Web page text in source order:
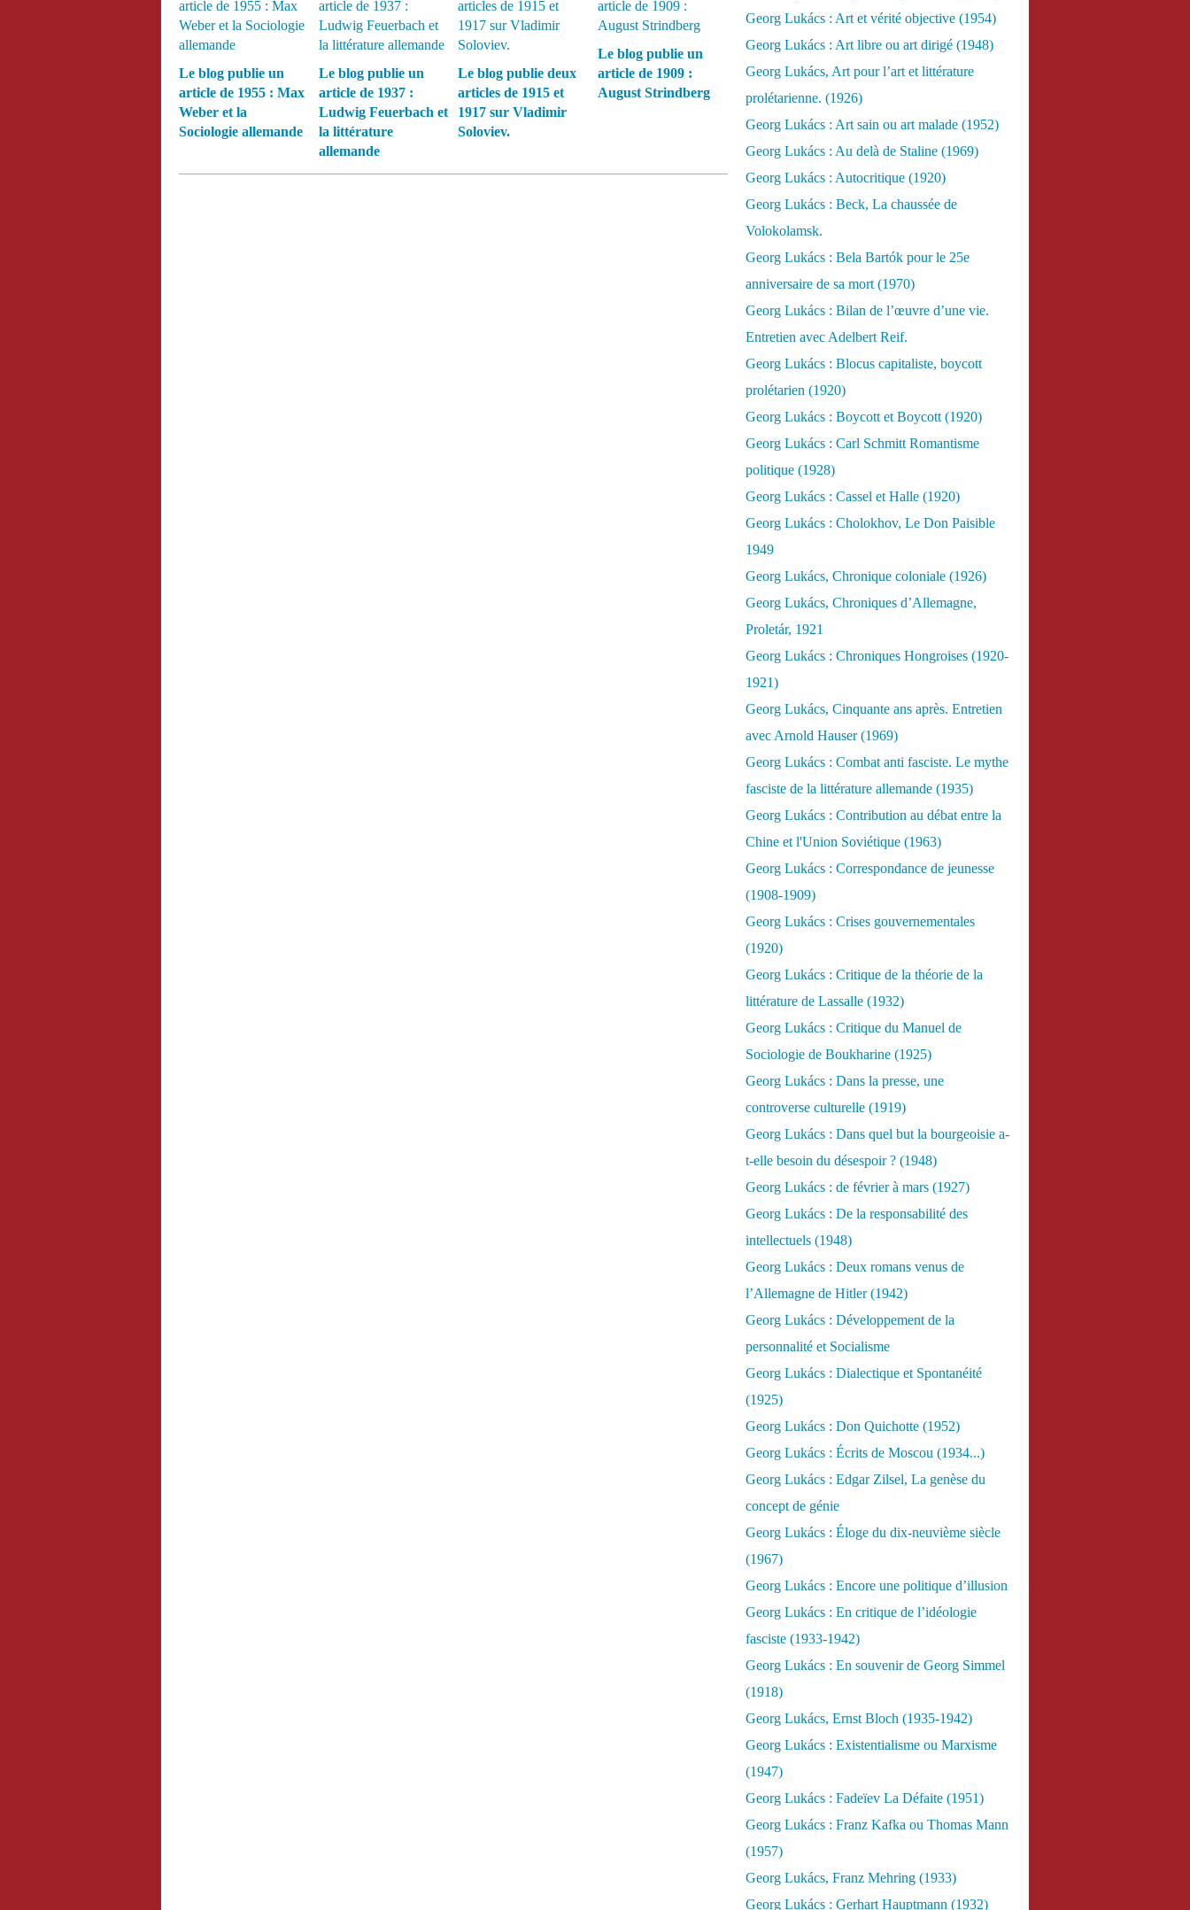
Le blog publie un
article de 1955 : Max
Weber et la
Sociologie allemande
Le blog publie un
article de 1937 :
Ludwig Feuerbach et
la littérature
allemande
Le blog publie deux
articles de 1915 et
1917 sur Vladimir
Soloviev.
Le blog publie un
article de 1909 :
August Strindberg
Georg Lukács : Art et vérité objective (1954)
Georg Lukács : Art libre ou art dirigé (1948)
Georg Lukács, Art pour l’art et littérature
prolétarienne. (1926)
Georg Lukács : Art sain ou art malade (1952)
Georg Lukács : Au delà de Staline (1969)
Georg Lukács : Autocritique (1920)
Georg Lukács : Beck, La chaussée de
Volokolamsk.
Georg Lukács : Bela Bartók pour le 25e
anniversaire de sa mort (1970)
Georg Lukács : Bilan de l’œuvre d’une vie.
Entretien avec Adelbert Reif.
Georg Lukács : Blocus capitaliste, boycott
prolétarien (1920)
Georg Lukács : Boycott et Boycott (1920)
Georg Lukács : Carl Schmitt Romantisme
politique (1928)
Georg Lukács : Cassel et Halle (1920)
Georg Lukács : Cholokhov, Le Don Paisible
1949
Georg Lukács, Chronique coloniale (1926)
Georg Lukács, Chroniques d’Allemagne,
Proletár, 1921
Georg Lukács : Chroniques Hongroises (1920-
1921)
Georg Lukács, Cinquante ans après. Entretien
avec Arnold Hauser (1969)
Georg Lukács : Combat anti fasciste. Le mythe
fasciste de la littérature allemande (1935)
Georg Lukács : Contribution au débat entre la
Chine et l'Union Soviétique (1963)
Georg Lukács : Correspondance de jeunesse
(1908-1909)
Georg Lukács : Crises gouvernementales
(1920)
Georg Lukács : Critique de la théorie de la
littérature de Lassalle (1932)
Georg Lukács : Critique du Manuel de
Sociologie de Boukharine (1925)
Georg Lukács : Dans la presse, une
controverse culturelle (1919)
Georg Lukács : Dans quel but la bourgeoisie a-
t-elle besoin du désespoir ? (1948)
Georg Lukács : de février à mars (1927)
Georg Lukács : De la responsabilité des
intellectuels (1948)
Georg Lukács : Deux romans venus de
l’Allemagne de Hitler (1942)
Georg Lukács : Développement de la
personnalité et Socialisme
Georg Lukács : Dialectique et Spontanéité
(1925)
Georg Lukács : Don Quichotte (1952)
Georg Lukács : Écrits de Moscou (1934...)
Georg Lukács : Edgar Zilsel, La genèse du
concept de génie
Georg Lukács : Éloge du dix-neuvième siècle
(1967)
Georg Lukács : Encore une politique d’illusion
Georg Lukács : En critique de l’idéologie
fasciste (1933-1942)
Georg Lukács : En souvenir de Georg Simmel
(1918)
Georg Lukács, Ernst Bloch (1935-1942)
Georg Lukács : Existentialisme ou Marxisme
(1947)
Georg Lukács : Fadeïev La Défaite (1951)
Georg Lukács : Franz Kafka ou Thomas Mann
(1957)
Georg Lukács, Franz Mehring (1933)
Georg Lukács : Gerhart Hauptmann (1932)